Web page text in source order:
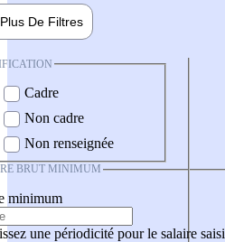
Plus De Filtres
Cadre
Non cadre
Non renseignée
BRUT MINIMUM
minimum
une périodicité pour le salaire saisi